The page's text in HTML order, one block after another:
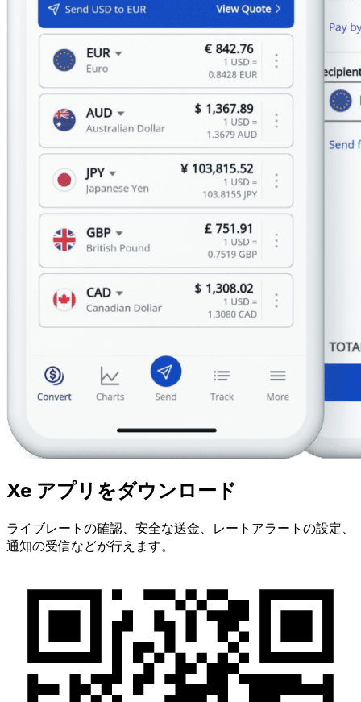
Xe アプリをダウンロード
ライブレートの確認、安全な送金、レートアラートの設定、
通知の受信などが行えます。